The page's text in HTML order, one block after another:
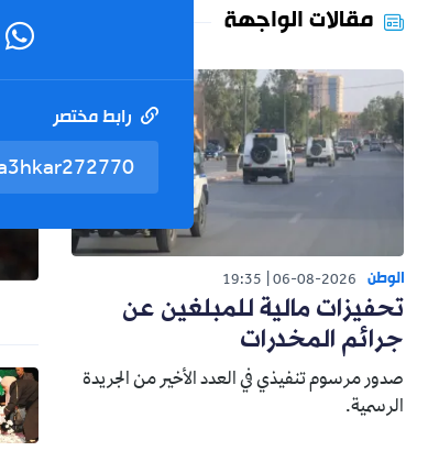
رابط مختصر
مقالات الواجهة
الوطن 06-08-2026
19:35
تحفيزات مالية للمبلغين عن
جرائم المخدرات
صدور مرسوم تنفيذي في العدد الأخير من الجريدة
الرسمية.